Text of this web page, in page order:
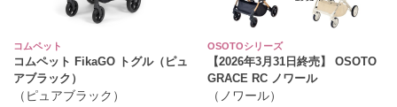
コムペット
コムペット FikaGO トグル（ピュ
アブラック）
（ピュアブラック）
OSOTOシリーズ
【2026年3月31日終売】 OSOTO
GRACE RC ノワール
（ノワール）